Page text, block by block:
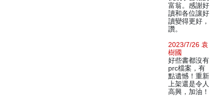
富翁。感謝好
讀和各位讓好
讀變得更好，
讚。
2023/7/26 袁
樹國
好些書都沒有
prc檔案，有
點遺憾！重新
上架還是令人
高興，加油！